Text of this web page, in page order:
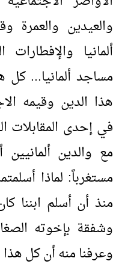
والعيدين
ألمانيا
مساجد ألمانيا... كل
هذا الدين وقيمه
في إحدى المقابلات
مع والدين
مستغرباً: لماذا
منذ أن أسلم ابننا
وشفقة بإخوته
وعرفنا منه أن كل هذا